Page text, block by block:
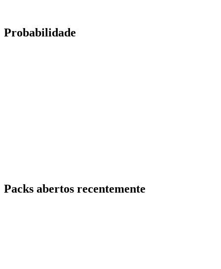
Probabilidade
Packs abertos recentemente